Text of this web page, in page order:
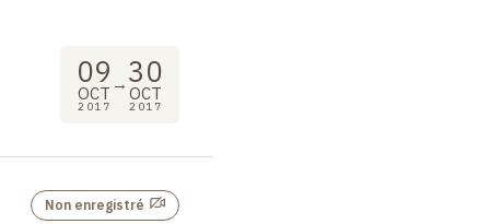
09
OCT
2017
→ 30
OCT
2017
Non enregistré